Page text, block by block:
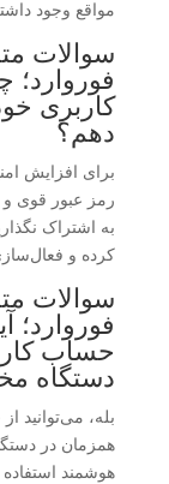
مواقع وجود
سوالات
کاربری
دهم؟
برای افزایش
رمز عبور قوی و
کرده و
سوالات
فوروارد؛
حساب
دستگاه
بله، می‌توانید
همزمان در
هوشمند